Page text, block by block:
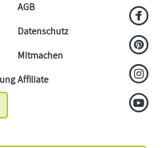
AGB
Datenschutz
Mitmachen
Affiliate